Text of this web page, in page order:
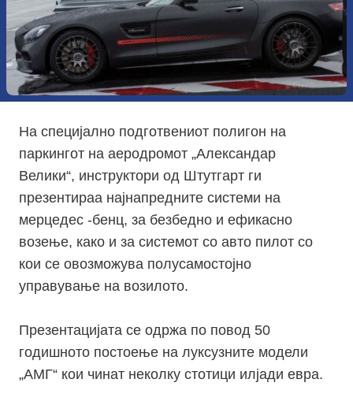
На специјално подготвениот полигон на
паркингот на аеродромот „Александар
Велики“, инструктори од Штутгарт ги
презентираа најнапредните системи на
мерцедес -бенц, за безбедно и ефикасно
возење, како и за системот со авто пилот со
кои се овозможува полусамостојно
управување на возилото.
Презентацијата се одржа по повод 50
годишното постоење на луксузните модели
„АМГ“ кои чинат неколку стотици илјади евра.